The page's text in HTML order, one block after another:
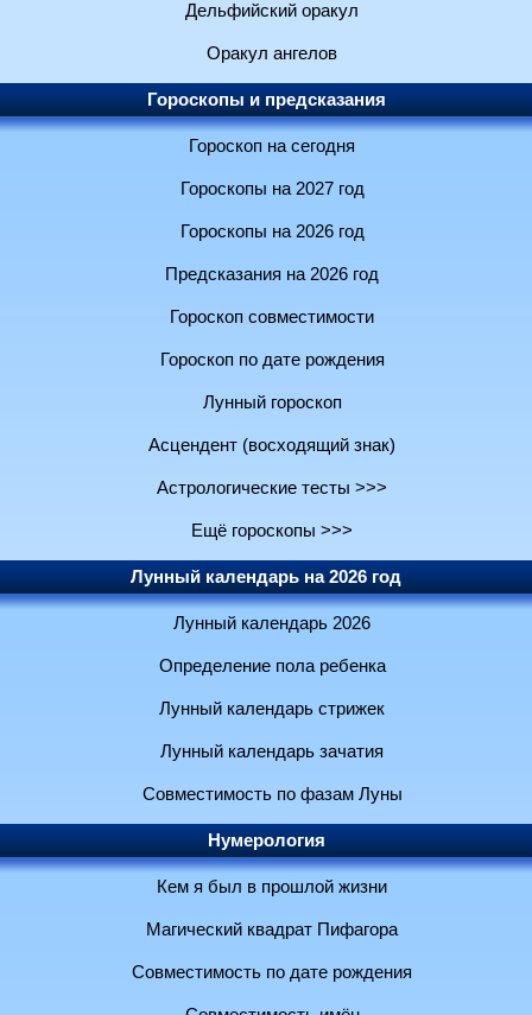
Дельфийский оракул
Оракул ангелов
Гороскопы и предсказания
Гороскоп на сегодня
Гороскопы на 2027 год
Гороскопы на 2026 год
Предсказания на 2026 год
Гороскоп совместимости
Гороскоп по дате рождения
Лунный гороскоп
Асцендент (восходящий знак)
Астрологические тесты >>>
Ещё гороскопы >>>
Лунный календарь на 2026 год
Лунный календарь 2026
Определение пола ребенка
Лунный календарь стрижек
Лунный календарь зачатия
Совместимость по фазам Луны
Нумерология
Кем я был в прошлой жизни
Магический квадрат Пифагора
Совместимость по дате рождения